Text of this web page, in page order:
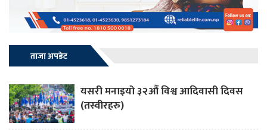
ताजा अपडेट
यसरी मनाइयो ३२औं विश्व आदिवासी दिवस
(तस्वीरहरु)